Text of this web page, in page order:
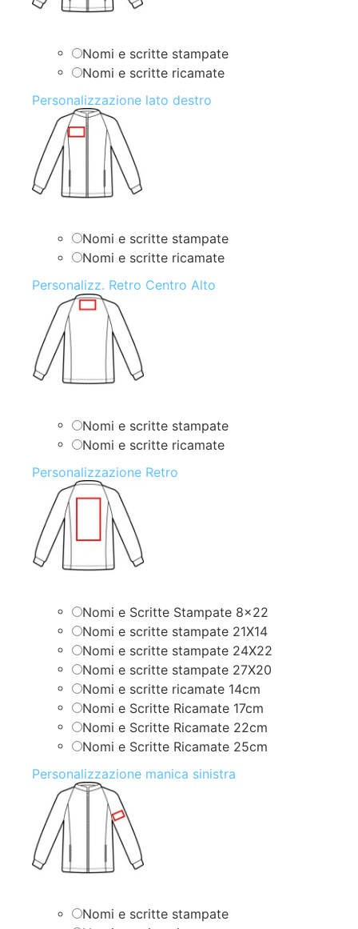
Nomi e scritte stampate
Nomi e scritte ricamate
Personalizzazione lato destro
Nomi e scritte stampate
Nomi e scritte ricamate
Personalizz. Retro Centro Alto
Nomi e scritte stampate
Nomi e scritte ricamate
Personalizzazione Retro
Nomi e Scritte Stampate 8×22
Nomi e scritte stampate 21X14
Nomi e scritte stampate 24X22
Nomi e scritte stampate 27X20
Nomi e scritte ricamate 14cm
Nomi e Scritte Ricamate 17cm
Nomi e Scritte Ricamate 22cm
Nomi e Scritte Ricamate 25cm
Personalizzazione manica sinistra
Nomi e scritte stampate